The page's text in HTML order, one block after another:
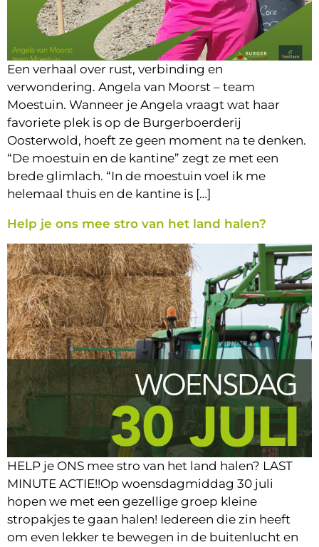
Een verhaal over rust, verbinding en
verwondering. Angela van Moorst – team
Moestuin. Wanneer je Angela vraagt wat haar
favoriete plek is op de Burgerboerderij
Oosterwold, hoeft ze geen moment na te denken.
“De moestuin en de kantine” zegt ze met een
brede glimlach. “In de moestuin voel ik me
helemaal thuis en de kantine is […]
Help je ons mee stro van het land halen?
HELP je ONS mee stro van het land halen? LAST
MINUTE ACTIE!!Op woensdagmiddag 30 juli
hopen we met een gezellige groep kleine
stropakjes te gaan halen! Iedereen die zin heeft
om even lekker te bewegen in de buitenlucht en